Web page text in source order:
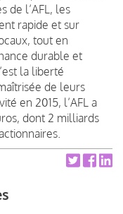
de l’AFL, les
rapide et sur
tout en
durable et
la liberté
de leurs
en 2015, l’AFL a
dont 2 milliards